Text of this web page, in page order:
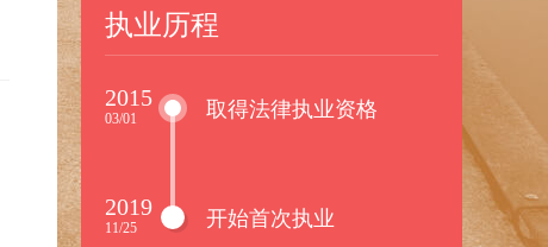
执业历程
2015
03/01 取得法律执业资格
2019
11/25 开始首次执业